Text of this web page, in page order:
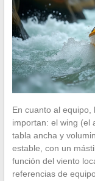
En cuanto al
importan: el wing (el
tabla ancha y
estable, con un
función del viento
referencias de